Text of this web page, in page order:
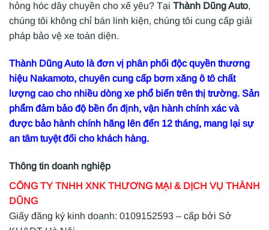
hỏng hóc dây chuyền cho xế yêu? Tại Thành Dũng Auto,
chúng tôi không chỉ bán linh kiện, chúng tôi cung cấp giải
pháp bảo vệ xe toàn diện.
Thành Dũng Auto là đơn vị phân phối độc quyền thương
hiệu Nakamoto, chuyên cung cấp bơm xăng ô tô chất
lượng cao cho nhiều dòng xe phổ biến trên thị trường. Sản
phẩm đảm bảo độ bền ổn định, vận hành chính xác và
được bảo hành chính hãng lên đến 12 tháng, mang lại sự
an tâm tuyệt đối cho khách hàng.
Thông tin doanh nghiệp
CÔNG TY TNHH XNK THƯƠNG MẠI & DỊCH VỤ THÀNH
DŨNG
Giấy đăng ký kinh doanh: 0109152593 – cấp bởi Sở